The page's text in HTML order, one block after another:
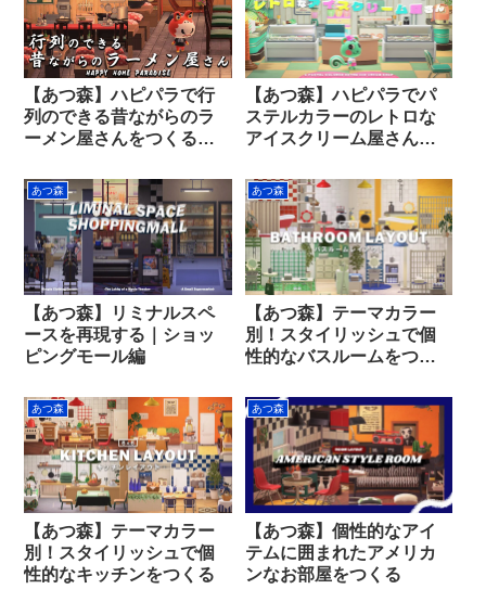
【あつ森】ハピパラで行
列のできる昔ながらのラ
ーメン屋さんをつくる｜
【あつ森】ハピパラでパ
ステルカラーのレトロな
アイスクリーム屋さんを
あつ森
【あつ森】リミナルスペ
ースを再現する｜ショッ
ピングモール編
あつ森
【あつ森】テーマカラー
別！スタイリッシュで個
性的なバスルームをつく
あつ森
【あつ森】テーマカラー
別！スタイリッシュで個
性的なキッチンをつくる
あつ森
【あつ森】個性的なアイ
テムに囲まれたアメリカ
ンなお部屋をつくる